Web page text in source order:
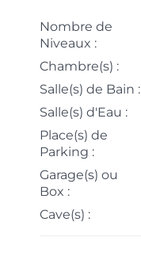
Nombre de
Niveaux :
Chambre(s) :
Salle(s) de Bain :
Salle(s) d'Eau :
Place(s) de
Parking :
Garage(s) ou
Box :
Cave(s) :